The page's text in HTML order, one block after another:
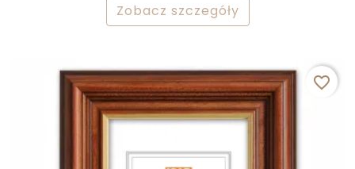
Zobacz szczegóły
favorite_border